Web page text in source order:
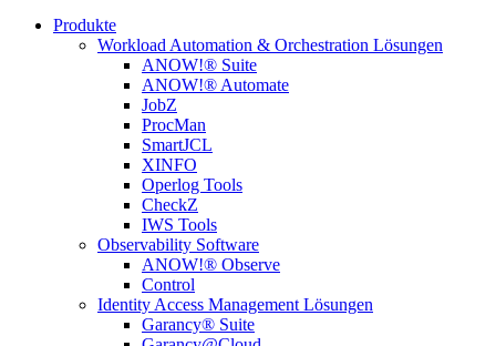
Produkte
Workload Automation & Orchestration Lösungen
ANOW!® Suite
ANOW!® Automate
JobZ
ProcMan
SmartJCL
XINFO
Operlog Tools
CheckZ
IWS Tools
Observability Software
ANOW!® Observe
Control
Identity Access Management Lösungen
Garancy® Suite